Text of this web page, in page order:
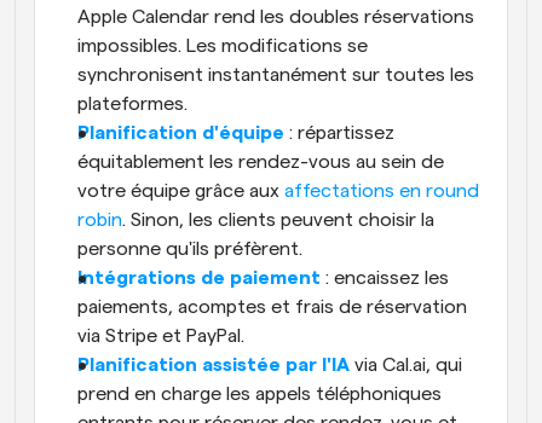
Apple Calendar rend les doubles réservations
impossibles. Les modifications se
synchronisent instantanément sur toutes les
plateformes.
Planification d'équipe : répartissez
équitablement les rendez-vous au sein de
votre équipe grâce aux affectations en round
robin. Sinon, les clients peuvent choisir la
personne qu'ils préfèrent.
Intégrations de paiement : encaissez les
paiements, acomptes et frais de réservation
via Stripe et PayPal.
Planification assistée par l'IA via Cal.ai, qui
prend en charge les appels téléphoniques